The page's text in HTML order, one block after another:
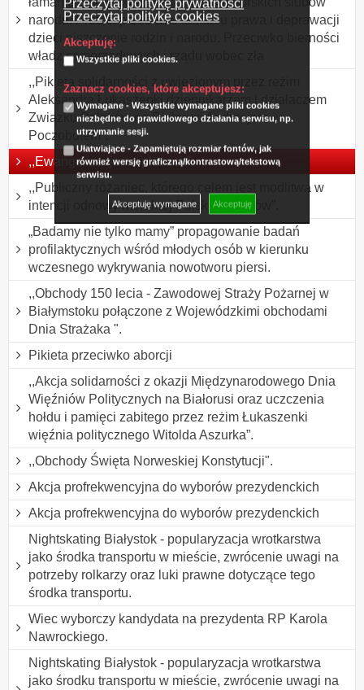
Przeczytaj politykę prywatności
Przeczytaj politykę cookies
Akceptuję:
Wszystkie pliki cookies.
Zaznacz cookies, które akceptujesz:
Wymagane - Wszystkie wymagane pliki cookies
niezbędne do prawidłowego działania serwisu, np.
utrzymanie sesji.
Ułatwiające - Zapamiętują rozmiar fontów, jak
również wersję graficzną/kontrastową/tekstową
serwisu.
Akceptuję wymagane Akceptuję
narodu. Protest przeciwko łamaniu prawa i deprawacji
dzieci niszczenie rodzin i narodu. Przeciwko bierności
władz samorządowych i rządu wobec zła
,,Pikieta solidarności z uwięzionym przez reżim
Aleksandra Łukaszenki dziennikarzem i działaczem
Związku Polaków na Białorusi Andrzejem
Poczobutem”.
,,Ewangelizacja na placach”.
,,Publiczny różaniec, którego celem jest modlitwa w
intencji odnowy moralnej Polski i Polaków”.
„Badamy nie tylko mamy” propagowanie badań
profilaktycznych wśród młodych osób w kierunku
wczesnego wykrywania nowotworu piersi.
,,Obchody 150 lecia - Zawodowej Straży Pożarnej w
Białymstoku połączone z Wojewódzkimi obchodami
Dnia Strażaka ".
Pikieta przeciwko aborcji
,,Akcja solidarności z okazji Międzynarodowego Dnia
Więźniów Politycznych na Białorusi oraz uczczenia
hołdu i pamięci zabitego przez reżim Łukaszenki
więźnia politycznego Witolda Aszurka”.
,,Obchody Święta Norweskiej Konstytucji".
Akcja profrekwencyjna do wyborów prezydenckich
Akcja profrekwencyjna do wyborów prezydenckich
Nightskating Białystok - popularyzacja wrotkarstwa
jako środka transportu w mieście, zwrócenie uwagi na
potrzeby rolkarzy oraz luki prawne dotyczące tego
środka transportu.
Wiec wyborczy kandydata na prezydenta RP Karola
Nawrockiego.
Nightskating Białystok - popularyzacja wrotkarstwa
jako środku transportu w mieście, zwrócenie uwagi na